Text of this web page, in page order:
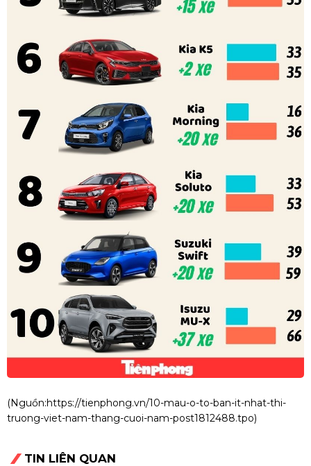
(Nguồn:https://tienphong.vn/10-mau-o-to-ban-it-nhat-thi-
truong-viet-nam-thang-cuoi-nam-post1812488.tpo)
TIN LIÊN QUAN